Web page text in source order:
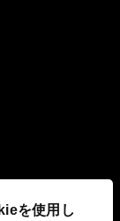
を使用し